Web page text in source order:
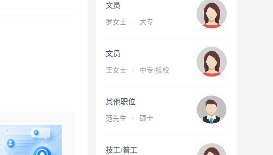
文员
罗女士 · 大专
文员
王女士 · 中专/技校
其他职位
范先生 · 硕士
技工/普工